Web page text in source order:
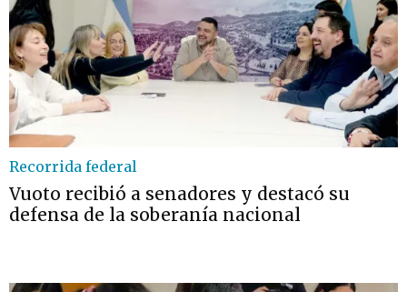
Recorrida federal
Vuoto recibió a senadores y destacó su
defensa de la soberanía nacional